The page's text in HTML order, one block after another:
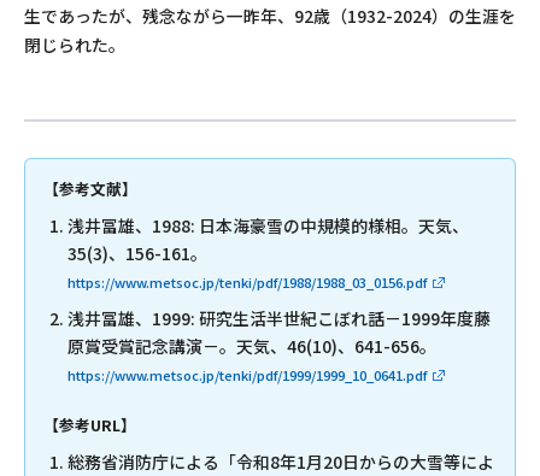
生であったが、残念ながら一昨年、92歳（1932-2024）の生涯を
閉じられた。
【参考文献】
浅井冨雄、1988: 日本海豪雪の中規模的様相。天気、
35(3)、156-161。
https://www.metsoc.jp/tenki/pdf/1988/1988_03_0156.pdf
浅井冨雄、1999: 研究生活半世紀こぼれ話－1999年度藤
原賞受賞記念講演－。天気、46(10)、641-656。
https://www.metsoc.jp/tenki/pdf/1999/1999_10_0641.pdf
【参考URL】
総務省消防庁による「令和8年1月20日からの大雪等によ